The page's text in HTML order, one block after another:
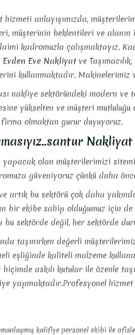
hizmeti anlayışımızda,
müşterinin beklentileri ve
kadromuzla çalışmaktayız.
Evden Eve Nakliyatve
kullanmaktadır. Makinelerimiz
nakliye sektöründeki modern ve
yükselten ve müşteri
olmaktan gurur duyuyoruz.
Nakliyat
olan müşterilerimizi
güveniyoruz çünkü daha
artık bu sektörü çok daha
bir ekibe sahip olduğumuz için de
bu sektörde değil, her sektörde
taşınırken değerli
eşliğinde kaliteli malzeme
askılı kutular ile özenle
yapmaktadır.Profesyonel
kalifiye personel ekibi ile